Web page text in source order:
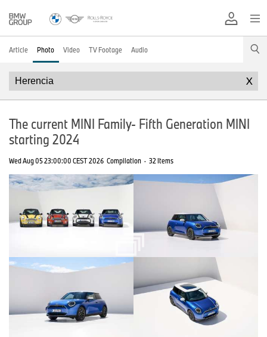
Article Photo Video TV Footage Audio
X
The current MINI Family- Fifth Generation MINI
starting 2024
Wed Aug 05 23:00:00 CEST 2026 Compilation · 32 Items